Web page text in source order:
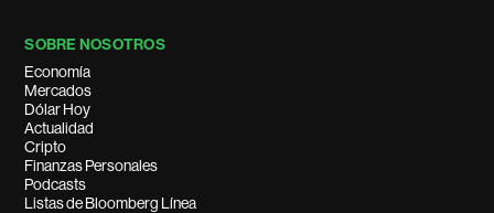
SOBRE NOSOTROS
Economía
Mercados
Dólar Hoy
Actualidad
Cripto
Finanzas Personales
Podcasts
Listas de Bloomberg Línea